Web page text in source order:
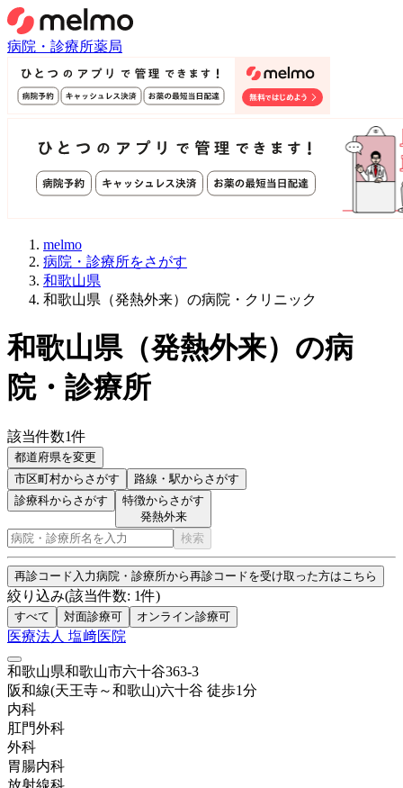
病院・診療所薬局
melmo
病院・診療所をさがす
和歌山県
和歌山県（発熱外来）の病院・クリニック
和歌山県（発熱外来） の病
院・診療所
該当件数1件
都道府県を変更
市区町村からさがす 路線・駅からさがす
診療科からさがす
特徴からさがす
発熱外来
検索
再診コード入力病院・診療所から再診コードを受け取った方はこちら
絞り込み(該当件数: 1件)
すべて 対面診療可 オンライン診療可
医療法人 塩﨑医院
和歌山県和歌山市六十谷363-3
阪和線(天王寺～和歌山)六十谷 徒歩1分
内科
肛門外科
外科
胃腸内科
放射線科